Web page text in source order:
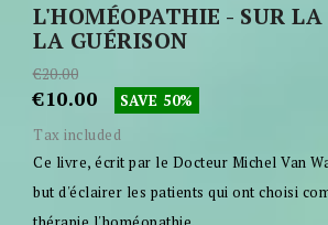
L'HOMÉOPATHIE - SUR LA
LA GUÉRISON
€20.00
€10.00
SAVE 50%
Tax included
Ce livre, écrit par le Docteur Michel Van
but d'éclairer les patients qui ont choisi